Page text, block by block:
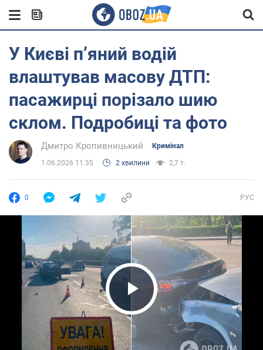
У Києві пʼяний водій
влаштував масову ДТП:
пасажирці порізало шию
склом. Подробиці та фото
Дмитро Кропивницький Кримінал
1.06.2026 11:35 2 хвилини 2,7 т.
0 РУС
Play Video